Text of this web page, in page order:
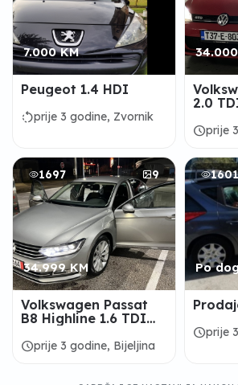
7.000 KM
Peugeot 1.4 HDI
rotate_leftprije 3 godine, Zvornik
2.0
scheduleprije
1697 9
34.999 KM
Volkswagen Passat
B8 Highline 1.6 TDI
scheduleprije 3 godine, Bijeljina
1601
Po
scheduleprije